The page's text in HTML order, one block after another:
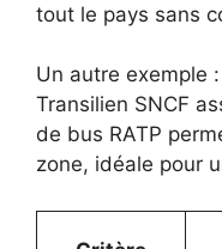
tout le pays sans
Un autre exemple
Transilien SNCF
de bus RATP
zone, idéale pour